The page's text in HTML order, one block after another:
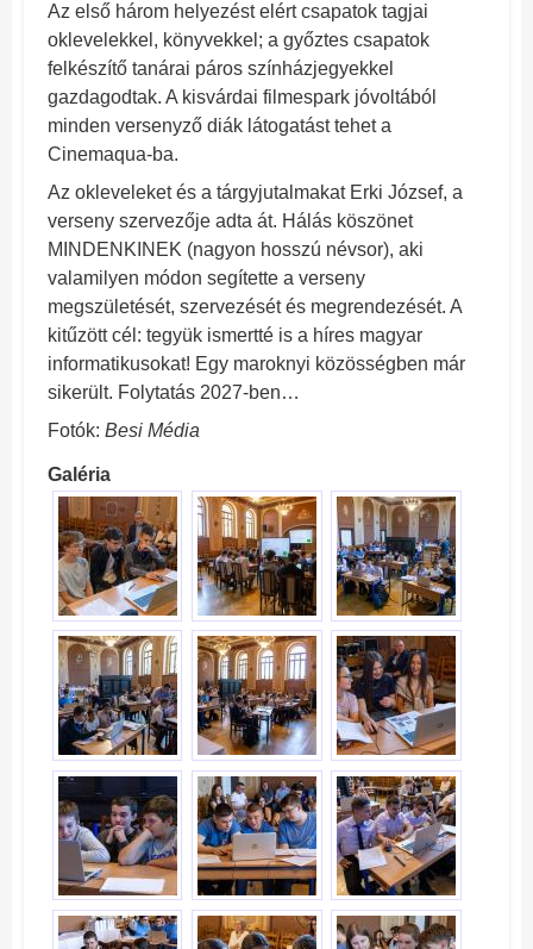
Az első három helyezést elért csapatok tagjai
oklevelekkel, könyvekkel; a győztes csapatok
felkészítő tanárai páros színházjegyekkel
gazdagodtak. A kisvárdai filmespark jóvoltából
minden versenyző diák látogatást tehet a
Cinemaqua-ba.
Az okleveleket és a tárgyjutalmakat Erki József, a
verseny szervezője adta át. Hálás köszönet
MINDENKINEK (nagyon hosszú névsor), aki
valamilyen módon segítette a verseny
megszületését, szervezését és megrendezését. A
kitűzött cél: tegyük ismertté is a híres magyar
informatikusokat! Egy maroknyi közösségben már
sikerült. Folytatás 2027-ben…
Fotók: Besi Média
Galéria